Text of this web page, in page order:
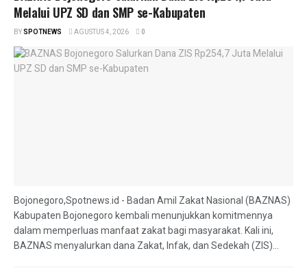
Melalui UPZ SD dan SMP se-Kabupaten
BYSPOTNEWS AGUSTUS 4, 2026 0
Bojonegoro,Spotnews.id - Badan Amil Zakat Nasional (BAZNAS)
Kabupaten Bojonegoro kembali menunjukkan komitmennya
dalam memperluas manfaat zakat bagi masyarakat. Kali ini,
BAZNAS menyalurkan dana Zakat, Infak, dan Sedekah (ZIS)...